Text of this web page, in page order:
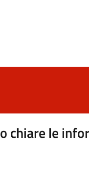
chiare le